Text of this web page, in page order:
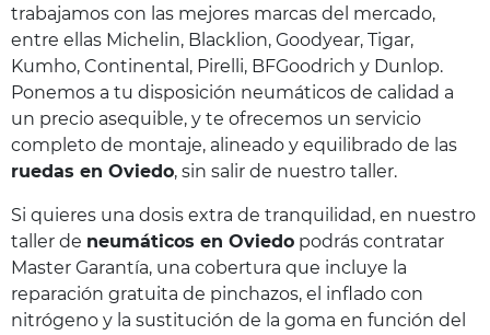
trabajamos con las mejores marcas del mercado,
entre ellas Michelin, Blacklion, Goodyear, Tigar,
Kumho, Continental, Pirelli, BFGoodrich y Dunlop.
Ponemos a tu disposición neumáticos de calidad a
un precio asequible, y te ofrecemos un servicio
completo de montaje, alineado y equilibrado de las
ruedas en Oviedo, sin salir de nuestro taller.
Si quieres una dosis extra de tranquilidad, en nuestro
taller de neumáticos en Oviedo podrás contratar
Master Garantía, una cobertura que incluye la
reparación gratuita de pinchazos, el inflado con
nitrógeno y la sustitución de la goma en función del